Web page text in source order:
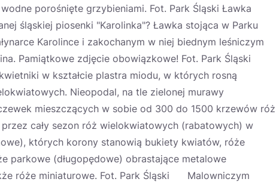
porośnięte grzybieniami. Fot. Park Śląski Ławka
śląskiej piosenki "Karolinka"? Ławka stojąca w Parku
Karolince i zakochanym w niej biednym leśniczym
Pamiątkowe zdjęcie obowiązkowe! Fot. Park Śląski
w kształcie plastra miodu, w których rosną
Nieopodal, na tle zielonej murawy
mieszczących w sobie od 300 do 1500 krzewów róż
cały sezon róż wielokwiatowych (rabatowych) w
których korony stanowią bukiety kwiatów, róże
parkowe (długopędowe) obrastające metalowe
róże miniaturowe. Fot. Park Śląski Malowniczym